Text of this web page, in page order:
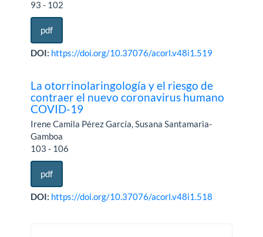
93 - 102
pdf
DOI: https://doi.org/10.37076/acorl.v48i1.519
La otorrinolaringología y el riesgo de
contraer el nuevo coronavirus humano
COVID-19
Irene Camila Pérez García, Susana Santamaria-
Gamboa
103 - 106
pdf
DOI: https://doi.org/10.37076/acorl.v48i1.518